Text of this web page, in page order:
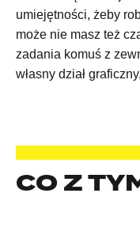
umiejętności, żeby
może nie masz też
zadania komuś z
własny dział
CO Z